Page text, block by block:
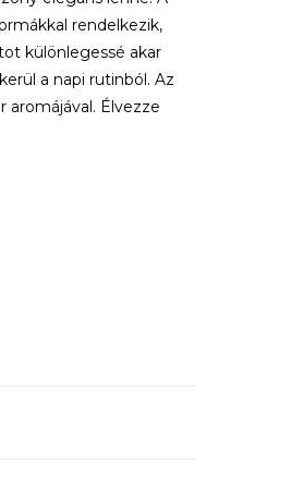
rendelkezik,
különlegessé akar
a napi rutinból. Az
aromájával. Élvezze
megbecsülnek. A
színvonalon,
a wellnesshez
az egyes tárgyakat